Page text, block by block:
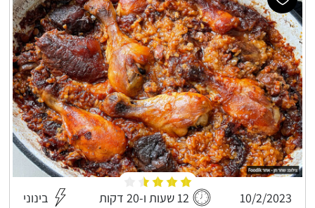
10/2/2023 12 שעות ו-20 דקות בינוני